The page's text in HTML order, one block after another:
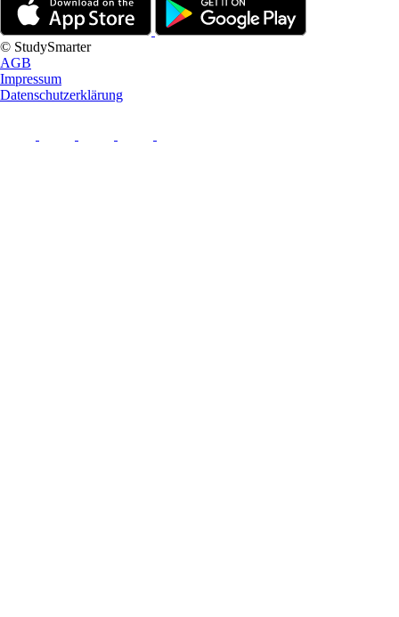
© StudySmarter
AGB
Impressum
Datenschutzerklärung